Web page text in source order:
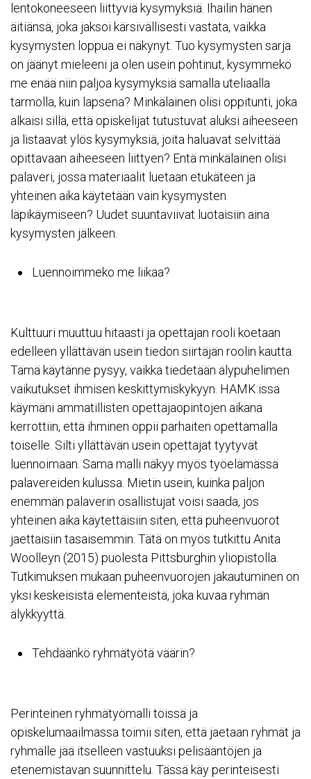
lentokoneeseen liittyviä kysymyksiä. Ihailin hänen
äitiänsä, joka jaksoi kärsivällisesti vastata, vaikka
kysymysten loppua ei näkynyt. Tuo kysymysten sarja
on jäänyt mieleeni ja olen usein pohtinut, kysymmekö
me enää niin paljoa kysymyksiä samalla uteliaalla
tarmolla, kuin lapsena? Minkälainen olisi oppitunti, joka
alkaisi sillä, että opiskelijat tutustuvat aluksi aiheeseen
ja listaavat ylös kysymyksiä, joita haluavat selvittää
opittavaan aiheeseen liittyen? Entä minkälainen olisi
palaveri, jossa materiaalit luetaan etukäteen ja
yhteinen aika käytetään vain kysymysten
läpikäymiseen? Uudet suuntaviivat luotaisiin aina
kysymysten jälkeen.
Luennoimmeko me liikaa?
Kulttuuri muuttuu hitaasti ja opettajan rooli koetaan
edelleen yllättävän usein tiedon siirtäjän roolin kautta.
Tämä käytänne pysyy, vaikka tiedetään älypuhelimen
vaikutukset ihmisen keskittymiskykyyn. HAMK:issa
käymäni ammatillisten opettajaopintojen aikana
kerrottiin, että ihminen oppii parhaiten opettamalla
toiselle. Silti yllättävän usein opettajat tyytyvät
luennoimaan. Sama malli näkyy myös työelämässä
palavereiden kulussa. Mietin usein, kuinka paljon
enemmän palaverin osallistujat voisi saada, jos
yhteinen aika käytettäisiin siten, että puheenvuorot
jaettaisiin tasaisemmin. Tätä on myös tutkittu Anita
Woolleyn (2015) puolesta Pittsburghin yliopistolla.
Tutkimuksen mukaan puheenvuorojen jakautuminen on
yksi keskeisistä elementeistä, joka kuvaa ryhmän
älykkyyttä.
Tehdäänkö ryhmätyötä väärin?
Perinteinen ryhmätyömalli töissä ja
opiskelumaailmassa toimii siten, että jaetaan ryhmät ja
ryhmälle jää itselleen vastuuksi pelisääntöjen ja
etenemistavan suunnittelu. Tässä käy perinteisesti